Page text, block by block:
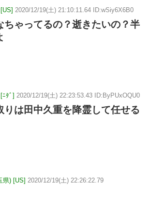
2020/12/19(土) 21:10:11.64 ID:wSiy6X6B0
ちゃってるの？逝きたいの？半
ﾆﾀﾞ] 2020/12/19(土) 22:23:53.43 ID:ByPUxOQU0
りは田中久重を降霊して任せる
県) [US] 2020/12/19(土) 22:26:22.79